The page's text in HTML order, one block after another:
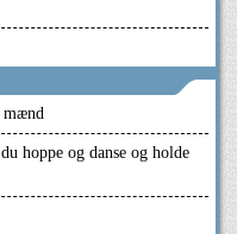
mænd
hoppe og danse og holde